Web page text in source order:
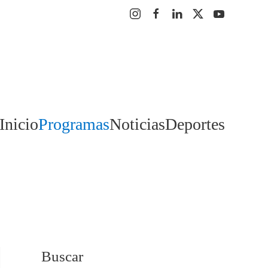
InicioProgramasNoticiasDeportes
Buscar